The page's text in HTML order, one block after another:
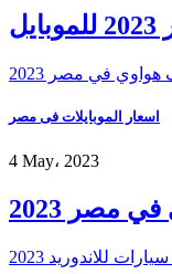
في مصر 2023
اسعار الموبايلات فى مصر
4 May، 2023
مصر 2023